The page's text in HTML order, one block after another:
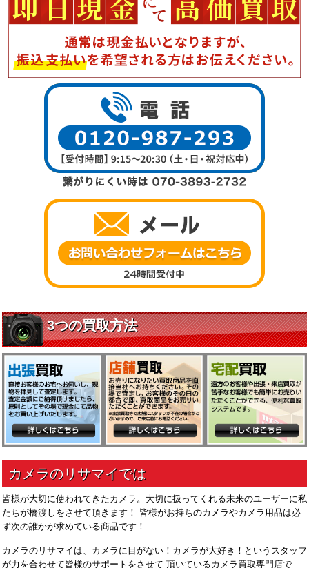
皆様が大切に使われてきたカメラ。大切に扱ってくれる未来のユーザーに私
たちが橋渡しをさせて頂きます！ 皆様がお持ちのカメラやカメラ用品は必
ず次の誰かが求めている商品です！
カメラのリサマイは、カメラに目がない！カメラが大好き！というスタッフ
が力を合わせて皆様のサポートをさせて 頂いているカメラ買取専門店で